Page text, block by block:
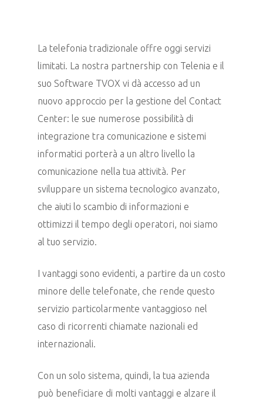
La telefonia tradizionale offre oggi servizi
limitati. La nostra partnership con Telenia e il
suo Software TVOX vi dà accesso ad un
nuovo approccio per la gestione del Contact
Center: le sue numerose possibilità di
integrazione tra comunicazione e sistemi
informatici porterà a un altro livello la
comunicazione nella tua attività. Per
sviluppare un sistema tecnologico avanzato,
che aiuti lo scambio di informazioni e
ottimizzi il tempo degli operatori, noi siamo
al tuo servizio.
I vantaggi sono evidenti, a partire da un costo
minore delle telefonate, che rende questo
servizio particolarmente vantaggioso nel
caso di ricorrenti chiamate nazionali ed
internazionali.
Con un solo sistema, quindi, la tua azienda
può beneficiare di molti vantaggi e alzare il